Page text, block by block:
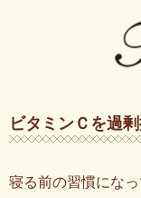
ビタミンＣを過
寝る前の習慣にな